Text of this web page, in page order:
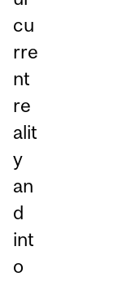
cu
rre
nt
re
alit
y
an
d
int
o